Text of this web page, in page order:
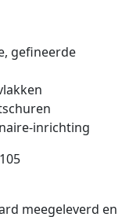
gefineerde
inrichting
meegeleverd en